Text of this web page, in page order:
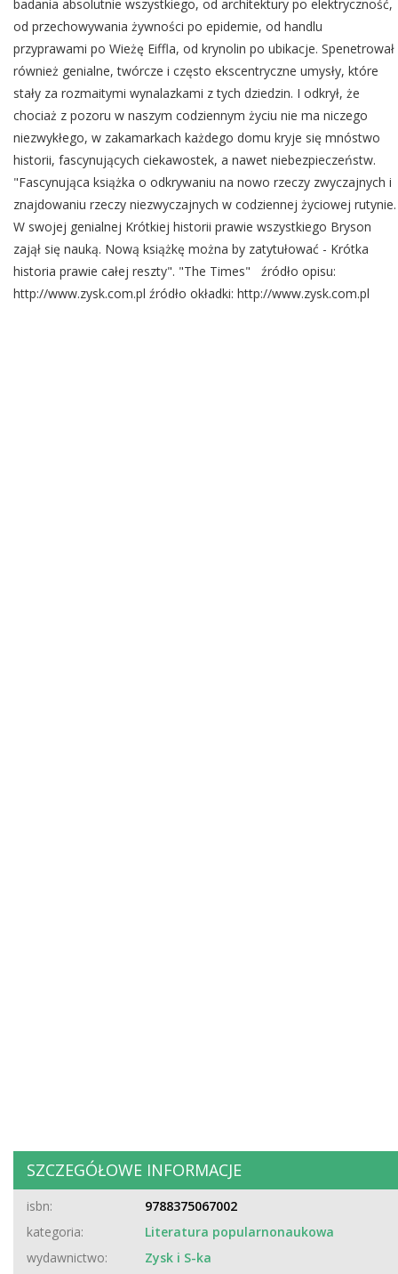
badania absolutnie wszystkiego, od architektury po elektryczność,
od przechowywania żywności po epidemie, od handlu
przyprawami po Wieżę Eiffla, od krynolin po ubikacje. Spenetrował
również genialne, twórcze i często ekscentryczne umysły, które
stały za rozmaitymi wynalazkami z tych dziedzin. I odkrył, że
chociaż z pozoru w naszym codziennym życiu nie ma niczego
niezwykłego, w zakamarkach każdego domu kryje się mnóstwo
historii, fascynujących ciekawostek, a nawet niebezpieczeństw.
"Fascynująca książka o odkrywaniu na nowo rzeczy zwyczajnych i
znajdowaniu rzeczy niezwyczajnych w codziennej życiowej rutynie.
W swojej genialnej Krótkiej historii prawie wszystkiego Bryson
zajął się nauką. Nową książkę można by zatytułować - Krótka
historia prawie całej reszty". "The Times" źródło opisu:
http://www.zysk.com.pl źródło okładki: http://www.zysk.com.pl
SZCZEGÓŁOWE INFORMACJE
isbn:
9788375067002
kategoria:
Literatura popularnonaukowa
wydawnictwo:
Zysk i S-ka